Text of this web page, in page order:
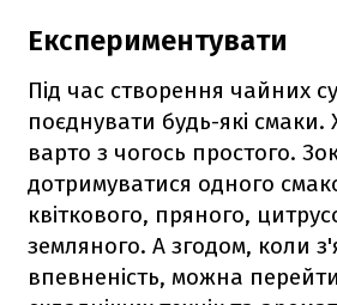
Експериментувати
Під час створення чайних
поєднувати будь-які смаки.
варто з чогось простого.
дотримуватися одного
квіткового, пряного,
земляного. А згодом, коли
впевненість, можна